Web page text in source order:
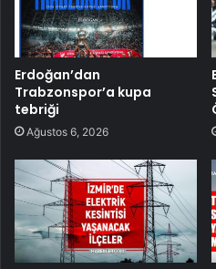
Erdoğan’dan
Trabzonspor’a kupa
tebriği
Ağustos 6, 2026